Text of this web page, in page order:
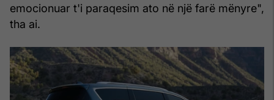
emocionuar t'i paraqesim ato në një farë mënyre",
tha ai.